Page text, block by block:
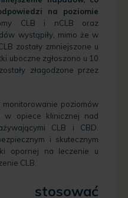
na poziomie
CLB i nCLB oraz
wystąpiły, mimo że w
zostały zmniejszone u
uboczne zgłoszono u 10
złagodzone przez
monitorowanie poziomów
w opiece klinicznej nad
CLB i CBD.
i skutecznym
opornej na leczenie u
CLB.